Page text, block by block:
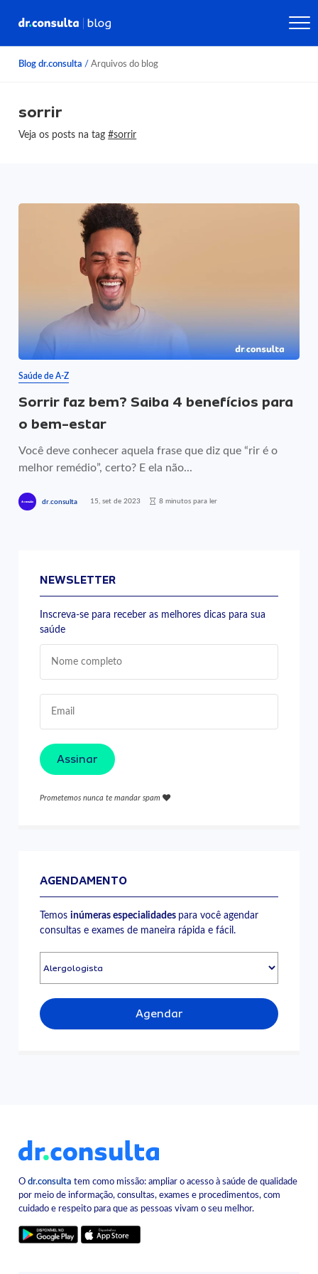
Blog dr.consulta / Arquivos do blog
sorrir
Veja os posts na tag#sorrir
Saúde de A-Z
Sorrir faz bem? Saiba 4 benefícios para
o bem-estar
Você deve conhecer aquela frase que diz que “rir é o
melhor remédio”, certo? E ela não...
dr.consulta 15, set de 2023 8 minutos para ler
NEWSLETTER
Inscreva-se para receber as melhores dicas para sua
saúde
Assinar
Prometemos nunca te mandar spam
AGENDAMENTO
Temosinúmeras especialidades para você agendar
consultas e exames de maneira rápida e fácil.
Agendar
Odr.consulta tem como missão: ampliar o acesso à saúde de qualidade
por meio de informação, consultas, exames e procedimentos, com
cuidado e respeito para que as pessoas vivam o seu melhor.